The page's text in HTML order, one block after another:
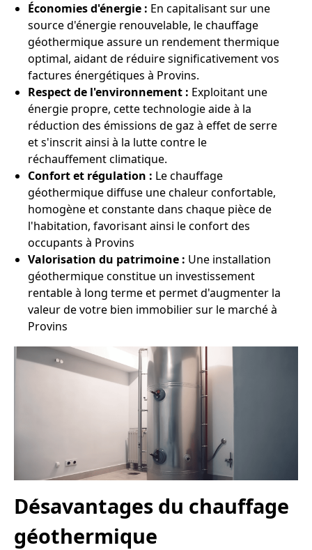
Économies d'énergie : En capitalisant sur une
source d'énergie renouvelable, le chauffage
géothermique assure un rendement thermique
optimal, aidant de réduire significativement vos
factures énergétiques à Provins.
Respect de l'environnement : Exploitant une
énergie propre, cette technologie aide à la
réduction des émissions de gaz à effet de serre
et s'inscrit ainsi à la lutte contre le
réchauffement climatique.
Confort et régulation : Le chauffage
géothermique diffuse une chaleur confortable,
homogène et constante dans chaque pièce de
l'habitation, favorisant ainsi le confort des
occupants à Provins
Valorisation du patrimoine : Une installation
géothermique constitue un investissement
rentable à long terme et permet d'augmenter la
valeur de votre bien immobilier sur le marché à
Provins
Désavantages du chauffage
géothermique